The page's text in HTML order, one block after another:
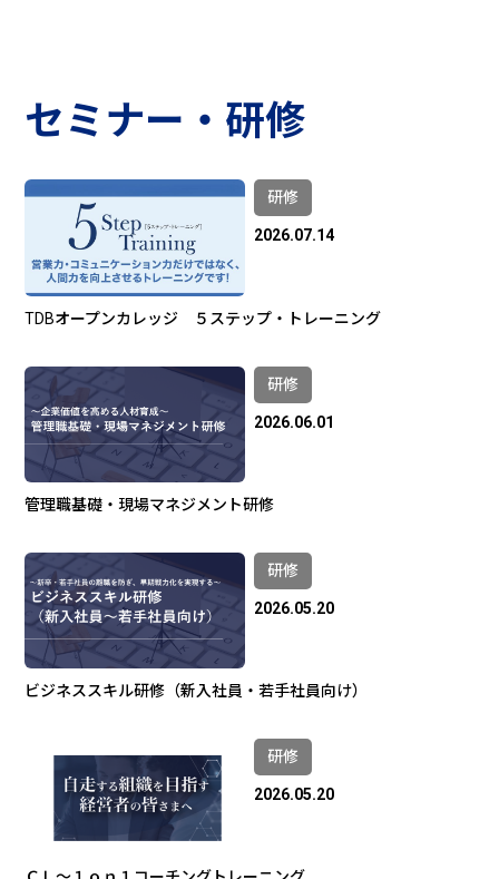
セミナー・研修
研修
2026.07.14
TDBオープンカレッジ ５ステップ・トレーニング
研修
2026.06.01
管理職基礎・現場マネジメント研修
研修
2026.05.20
ビジネススキル研修（新入社員・若手社員向け）
研修
2026.05.20